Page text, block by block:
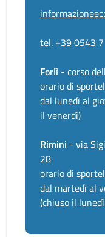
tel. +39 0543
Forlì - corso
orario di
dal lunedì al
il venerdì)
Rimini - via
28
orario di
dal martedì al
(chiuso il